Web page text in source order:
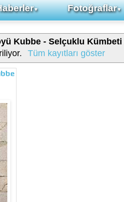
▼ Fotoğraflar▼
Kubbe - Selçuklu Kümbeti
Tüm kayıtları göster